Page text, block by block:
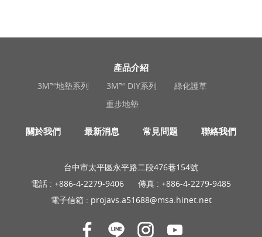
產品介紹
3M™地墊系列 3M™ DIY系列
綠化護草
重步地墊
關於我們 最新消息 常見問題 聯絡我們
台中市太平區永平路二段476巷154號
電話 : +886-4-2279-9406
傳真 : +886-4-2279-9485
電子信箱 : projavs.a51688@msa.hinet.net